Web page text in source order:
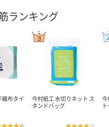
ランキング
織布タイ
今村紙工 水切りネット ス
タンドバッグ
今